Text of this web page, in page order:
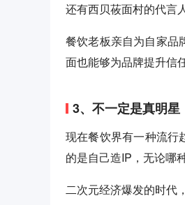
还有西贝莜面村的代
餐饮老板亲自为自家品
面也能够为品牌提升信
3、不一定是真明星
现在餐饮界有一种流行
的是自己造IP，无论哪
二次元经济爆发的时代